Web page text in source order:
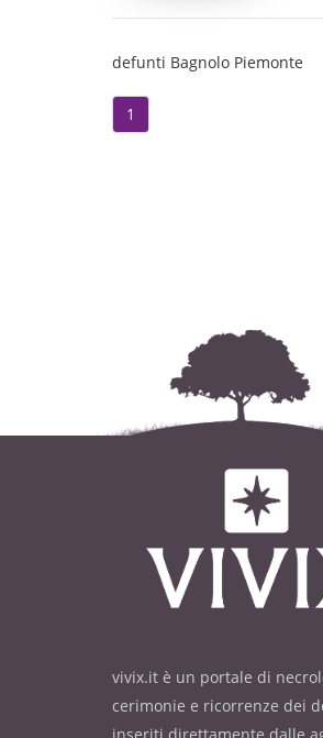
defunti Bagnolo Piemonte
1
vivix.it è un portale di
cerimonie e ricorrenze dei